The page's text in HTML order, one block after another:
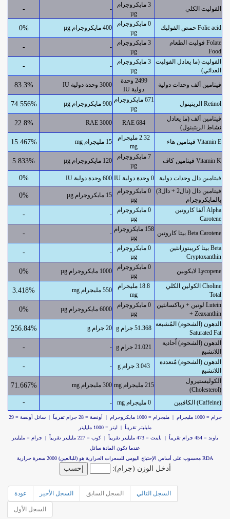
الفوليت الكلي
3 مايكروجرام
µg
-
-
حمض الفوليك Folic acid
0 مايكروجرام
µg
400 مايكروجرام µg 0%
فوليت الطعام Folate
Food
3 مايكروجرام
µg
-
-
الفوليت (ما يعادل الفوليت
الغذائي)
3 مايكروجرام
µg
-
-
فيتامين ألف وحدات دولية
2499 وحدة
دولية IU
3000 وحدة دولية IU 83.3%
الريتينول Retinol
671 مايكروجرام
µg
900 مايكروجرام µg 74.556%
فيتامين ألف (ما يعادل
نشاط الريتينول)
684 RAE
3000 RAE
22.8%
فيتامين هاء Vitamin E
2.32 مليجرام
mg
15 مليجرام mg 15.467%
فيتامين كاف Vitamin K
7 مايكروجرام
µg
120 مايكروجرام µg 5.833%
فيتامين دال وحدات دولية 0 وحدة دولية IU 600 وحدة دولية IU 0%
فيتامين دال (دال2 + دال3)
بالمايكروجرام
0 مايكروجرام
µg
15 مايكروجرام µg 0%
ألفا كاروتين Alpha
Carotene
0 مايكروجرام
µg
-
-
بيتا كاروتين Beta Carotene
158 مايكروجرام
µg
-
-
بيتا كريبتوزانثين Beta
Cryptoxanthin
0 مايكروجرام
µg
-
-
لايكوبين Lycopene
0 مايكروجرام
µg
1000 مايكروجرام µg 0%
الكولين الكلي Choline
Total
18.8 مليجرام
mg
550 مليجرام mg 3.418%
لوتين + زياكسانثين Lutein
+ Zeaxanthin
0 مايكروجرام
µg
6000 مايكروجرام µg 0%
الدهون (الشحوم) المٌشبعة
Saturated Fat
51.368 جرام g 20 جرام g 256.84%
الدهون (الشحوم) اُحادية
اللاتشبع
21.021 جرام g -
-
الدهون (الشحوم) مٌتعددة
اللاتشبع
3.043 جرام g -
-
الكوليستيرول
(Cholesterol)
215 مليجرام mg 300 مليجرام mg 71.667%
الكافيين (Caffeine) 0 مليجرام mg -
-
جرام = 1000 مليجرام | مليجرام = 1000 مايكروجرام | أونصة = 28 جرام تقريباً | سائل أونصة = 29
مليليتر تقريباً | ليتر = 1000 مليليتر
باوند = 454 جرام تقريباً | باينت = 473 مليليتر تقريباً | كوب = 227 مليليتر تقريباً | جرام = مليليتر
عندما تكون المادة سائل
RDA محسوب على أساس الإحتياج اليومي للسعرات الحرارية هو (للبالغين) 2000 سعرة حرارية
أدخل الوزن (جرام):
عودة السجل الأخير السجل السابق السجل التالي
السجل الأول